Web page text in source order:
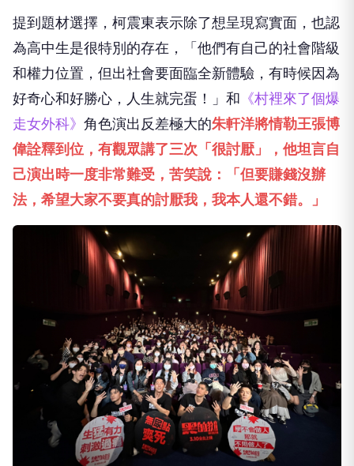
提到題材選擇，柯震東表示除了想呈現寫實面，也認
為高中生是很特別的存在，「他們有自己的社會階級
和權力位置，但出社會要面臨全新體驗，有時候因為
好奇心和好勝心，人生就完蛋！」和 《村裡來了個爆
走女外科》 角色演出反差極大的朱軒洋將情勒王張博
偉詮釋到位，有觀眾講了三次「很討厭」，他坦言自
己演出時一度非常難受，苦笑說：「但要賺錢沒辦
法，希望大家不要真的討厭我，我本人還不錯。」